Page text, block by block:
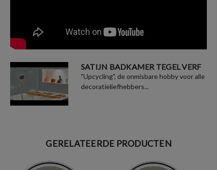
SATIJN BADKAMER TEGEL VERF
"Upcycling", de onmisbare hobby voor alle
decoratieliefhebbers...
GERELATEERDE PRODUCTEN